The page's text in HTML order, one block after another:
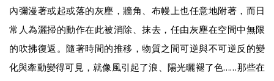
內彌漫著或起或落的灰塵，牆角、布幔上也任意地附著，而日
常人為灑掃的動作在此被消除、抹去，任由灰塵在空間中無限
的吹拂復返。隨著時間的推移，物質之間可逆與不可逆反的變
化與牽動變得可見，就像風引起了浪、陽光曬褪了色……那些在